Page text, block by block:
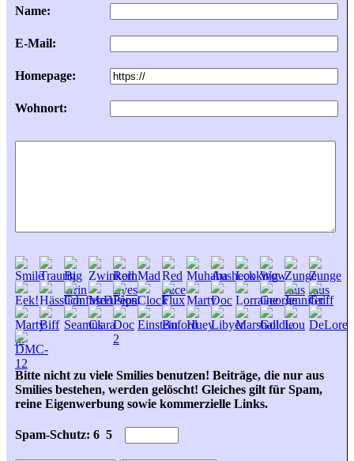
Name:
E-Mail:
Homepage:
Wohnort:
Bitte nicht zu viele Smilies benutzen! Beiträge, die nur aus
Smilies bestehen, werden gelöscht! Gleiches gilt für Spam,
reine Eigenwerbung sowie kommerzielle Links.
Spam-Schutz: 6 5